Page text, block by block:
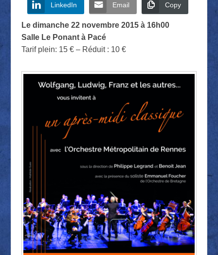
LinkedIn Email Copy
Le dimanche 22 novembre 2015 à 16h00
Salle Le Ponant à Pacé
Tarif plein: 15 € – Réduit : 10 €